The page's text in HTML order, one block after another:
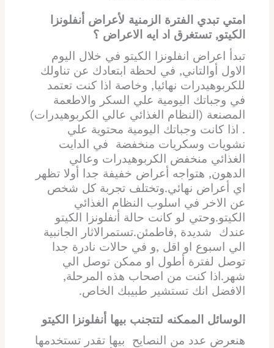
امتي تبدي الفترة الزمنية لأعراض أنفلونزا
الكيتو, تستغرق اد ايه الاعراض ؟
تبدأ اعراض انفلونزا الكيتو في خلال اليوم
الاول أوالتاني, في لحظة ابتعادك عن تناولك
للكربوهيدرات نهائيا, وخاصة اذا كنت تعتمد
في وجباتك اليومية علي السكر والاطعمة
المصنعة (النظام الغذائي عالي الكربوهيدرات)
. اذا كانت وجباتك اليومية محتوية علي
نشويات وسكريات منخفضة في الدايت
الغذائي منخفض الكربوهيدرات وعالي
الدهون, هتواجه أعراض خفيفة جدا أولا تظهر
اي أعراض نهائي.وتختلف تجربة كل شخص
عن الاخر في اسلوب النظام الغذائي
الكيتو.وحتي لو كانت حالة أنفلونزا الكيتو
عندك شديدة ,فاطمئن.تستمرالاثار الجانبية
الي اسبوع او اقل ,و في حالات نادرة جدا
توصل لفترة أطول او ممكن توصل الي
شهر.اذا كنت من اصحاب هذه المرحلة,
الافضل انك تستشير طبيبك الخاص.
الوسائل الممكنه لتتجنب بيها أنفلونزا الكيتو
هنعرض عدد من النصايح بيها تقدر تستخدمها